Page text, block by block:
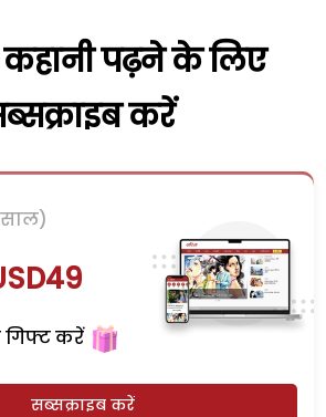
पढ़ने के लिए
करें
साल)
गिफ्ट करें
सब्सक्राइब करें